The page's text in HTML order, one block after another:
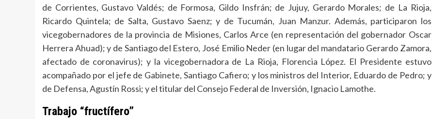
de Corrientes, Gustavo Valdés; de Formosa, Gildo Insfrán; de Jujuy, Gerardo Morales; de La Rioja,
Ricardo Quintela; de Salta, Gustavo Saenz; y de Tucumán, Juan Manzur. Además, participaron los
vicegobernadores de la provincia de Misiones, Carlos Arce (en representación del gobernador Oscar
Herrera Ahuad); y de Santiago del Estero, José Emilio Neder (en lugar del mandatario Gerardo Zamora,
afectado de coronavirus); y la vicegobernadora de La Rioja, Florencia López. El Presidente estuvo
acompañado por el jefe de Gabinete, Santiago Cafiero; y los ministros del Interior, Eduardo de Pedro; y
de Defensa, Agustín Rossi; y el titular del Consejo Federal de Inversión, Ignacio Lamothe.
Trabajo “fructífero”